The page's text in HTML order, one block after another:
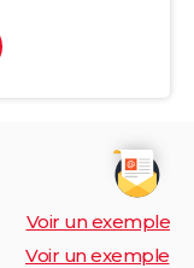
Voir un exemple
Voir un exemple